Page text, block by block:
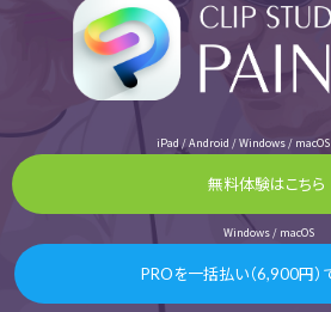
iPad / Android / Windows /
無料体験はこちら
Windows / macOS
PROを一括払い（6,900円）